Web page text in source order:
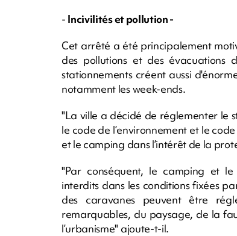
- Incivilités et pollution -
Cet arrêté a été principalement
des pollutions et des évacuations
stationnements créent aussi
notamment les week-ends.
"La ville a décidé de réglementer le
le code de l’environnement et le
et le camping dans l’intérêt de la
"Par conséquent, le camping et
interdits dans les conditions fixées
des caravanes peuvent être
remarquables, du paysage, de la
l’urbanisme" ajoute-t-il.